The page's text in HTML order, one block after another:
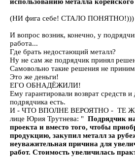
(НИ фига себе! СТАЛО ПОНЯТНО!)))
И вопрос возник, конечно, у
работа...
Где брать недостающий металл?
Ну не сам же подрядчик принял
Самовольно такие решения не
Это же деньги!
ЕГО ОБНАДЁЖИЛИ!
Ему гарантировали возврат средств
подрядчика есть.
И - ЧТО ВПОЛНЕ ВЕРОЯТНО - ТЕ
лице Юрия Трутнева: " Подрядчик
проекта и вместо того, чтобы
продукцию, закупил металл за
неуважительная причина для
работ. Стоимость увеличилась